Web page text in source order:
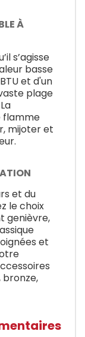
À
s’agisse
basse
et d'un
plage
flamme
mijoter et
et du
le choix
genièvre,
et
bronze,